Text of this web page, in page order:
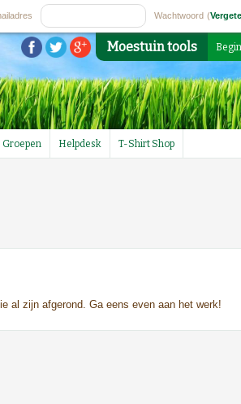
(
Wachtwoord
Moestuin tools
Groepen Helpdesk T-Shirt Shop
al zijn afgerond. Ga eens even aan het werk!